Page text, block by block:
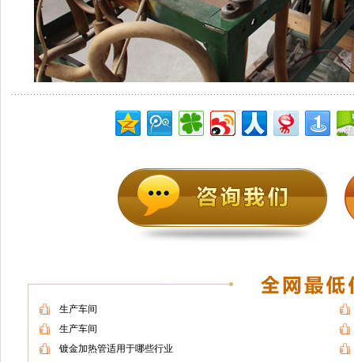
生产车间
生产车间
镀金加热管适用于哪些行业